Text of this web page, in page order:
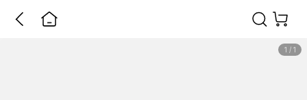
1 / 1